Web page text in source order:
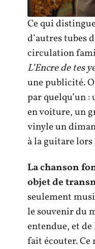
Ce qui
d’autres tubes
circulation
L’Encre de tes
une publicité.
par quelqu’un
en voiture, un
vinyle un
à la guitare lors
La chanson
objet de
seulement
le souvenir du
entendue, et de
fait écouter. Ce